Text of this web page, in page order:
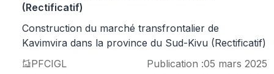
(Rectificatif)
Construction du marché transfrontalier de
Kavimvira dans la province du Sud-Kivu (Rectificatif)
PFCIGL
Publication :05 mars 2025